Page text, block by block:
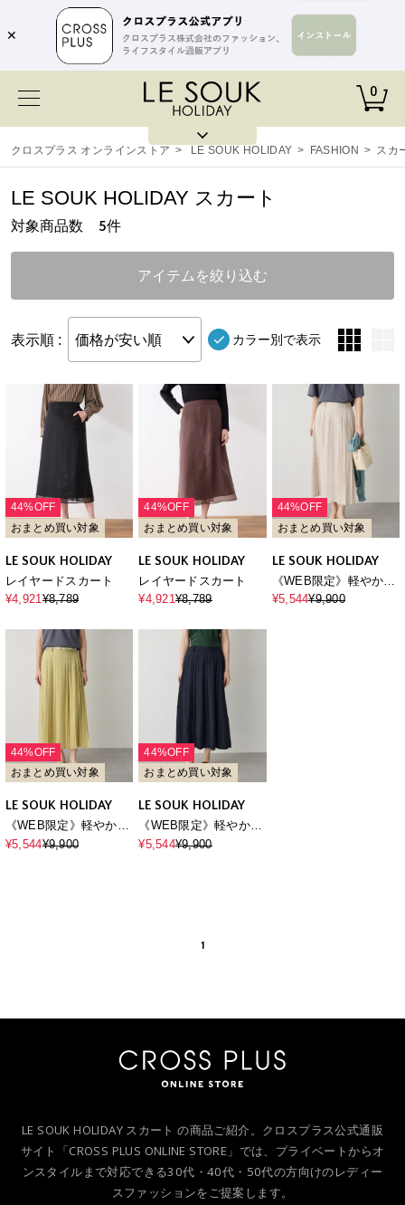
✕
0
クロスプラス オンラインストア > LE SOUK HOLIDAY > FASHION > スカ
対象商品数 5件
LE SOUK HOLIDAY スカート
アイテムを絞り込む
表示順 : 価格が安い順 カラー別で表示
44%OFF
おまとめ買い対象
LE SOUK HOLIDAY
レイヤードスカート
¥4,921¥8,789
44%OFF
おまとめ買い対象
LE SOUK HOLIDAY
レイヤードスカート
¥4,921¥8,789
44%OFF
おまとめ買い対象
LE SOUK HOLIDAY
《WEB限定》軽やかプ
リーツ風ロングスカー
¥5,544¥9,900
44%OFF
おまとめ買い対象
LE SOUK HOLIDAY
《WEB限定》軽やかプ
リーツ風ロングスカー
¥5,544¥9,900
44%OFF
おまとめ買い対象
LE SOUK HOLIDAY
《WEB限定》軽やかプ
リーツ風ロングスカー
¥5,544¥9,900
1
LE SOUK HOLIDAY スカート の商品ご紹介。クロスプラス公式通販
サイト「CROSS PLUS ONLINE STORE」では、プライベートからオ
ンスタイルまで対応できる30代・40代・50代の方向けのレディー
スファッションをご提案します。